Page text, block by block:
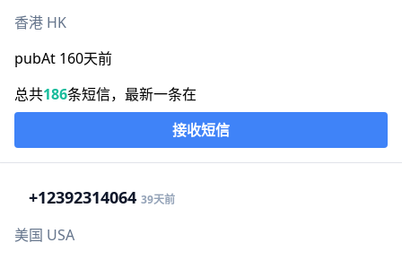
香港 HK
pubAt 160天前
总共186条短信，最新一条在
接收短信
+12392314064 39天前
美国 USA